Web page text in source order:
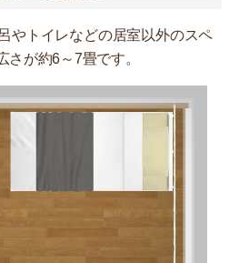
やトイレなどの居室以外のスペ
さが約6～7畳です。